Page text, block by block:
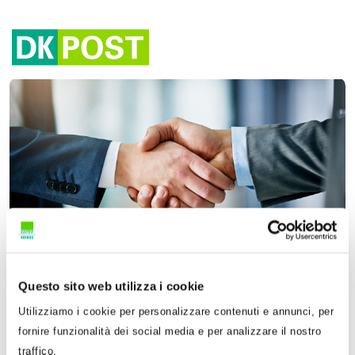
Questo sito web utilizza i cookie
Utilizziamo i cookie per personalizzare contenuti e annunci, per
fornire funzionalità dei social media e per analizzare il nostro
traffico.
Tag:CCNL
4 Dicembre 2017
Validità dei contratti collettivi